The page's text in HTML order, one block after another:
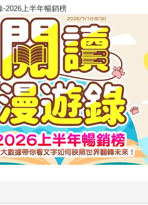
-2026上半年暢銷榜